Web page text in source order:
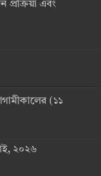
প্রক্রিয়া এবং
(১১
২০২৬